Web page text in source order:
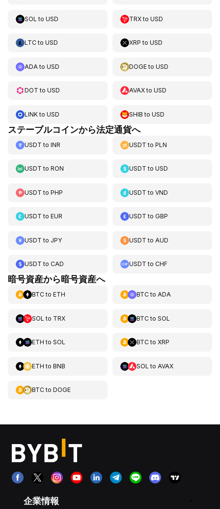
SOL to USD TRXtoUSD
LTCto USD XRP toUSD
ADA to USD DOGEtoUSD
DOT to USD AVAXtoUSD
LINKto USD SHIB toUSD
ステーブルコインから法定通貨へ
USDT to INR USDT toPLN
USDT to RON USDT toUSD
USDT to PHP USDT toVND
USDT to EUR USDT toGBP
USDT to JPY USDT to AUD
USDT to CAD USDT toCHF
暗号資産から暗号資産へ
BTCto ETH BTCto ADA
SOL to TRX BTCto SOL
ETH to SOL BTCto XRP
ETH to BNB SOL to AVAX
BTCto DOGE
企業情報